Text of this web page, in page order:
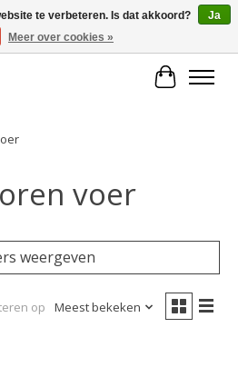
verzending!
voer
weergeven
op Meest bekeken
te verbeteren. Is dat akkoord?
Ja
Meer over cookies »